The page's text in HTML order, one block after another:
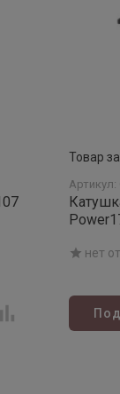
Товар
Артикул:
нет